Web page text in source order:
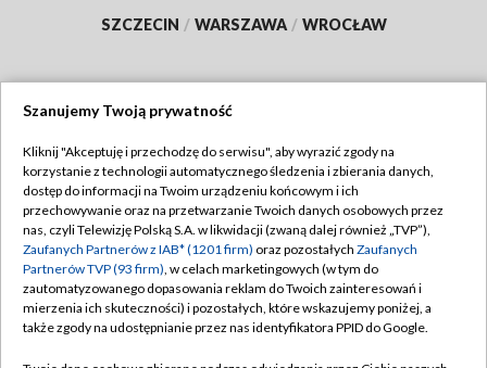
SZCZECIN / WARSZAWA / WROCŁAW
TVP
Abonament TVP
Emisja w TVP
Centrum informacji TVP
Naziemna Telewizja Cyfrowa
Regulamin TVP
Polityka prywatności
Moje zgody
Pomoc
Szanujemy Twoją prywatność
Kliknij "Akceptuję i przechodzę do serwisu", aby wyrazić zgody na
korzystanie z technologii automatycznego śledzenia i zbierania danych,
dostęp do informacji na Twoim urządzeniu końcowym i ich
przechowywanie oraz na przetwarzanie Twoich danych osobowych przez
nas, czyli Telewizję Polską S.A. w likwidacji (zwaną dalej również „TVP”),
Zaufanych Partnerów z IAB* (1201 firm) oraz pozostałych Zaufanych
Partnerów TVP (93 firm), w celach marketingowych (w tym do
zautomatyzowanego dopasowania reklam do Twoich zainteresowań i
mierzenia ich skuteczności) i pozostałych, które wskazujemy poniżej, a
także zgody na udostępnianie przez nas identyfikatora PPID do Google.